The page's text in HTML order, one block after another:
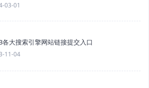
03-01
各大搜索引擎网站链接提交入口
11-04